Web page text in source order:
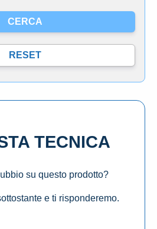
TECNICA
su questo prodotto?
e ti risponderemo.